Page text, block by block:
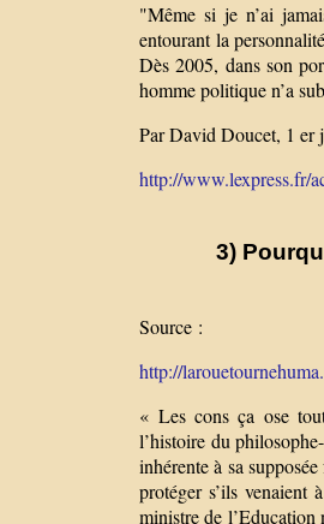
"Même si je n’ai
entourant la
Dès 2005, dans son
homme politique n’a
Par David Doucet, 1 er
http://www.lexpress.fr/
3)
Source :
http://
« Les cons ça ose
l’histoire du
inhérente à sa
protéger s’ils
ministre de